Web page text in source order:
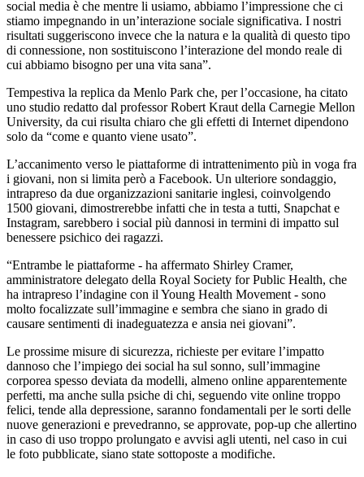
social media è che mentre li usiamo, abbiamo l’impressione che ci
stiamo impegnando in un’interazione sociale significativa. I nostri
risultati suggeriscono invece che la natura e la qualità di questo tipo
di connessione, non sostituiscono l’interazione del mondo reale di
cui abbiamo bisogno per una vita sana”.
Tempestiva la replica da Menlo Park che, per l’occasione, ha citato
uno studio redatto dal professor Robert Kraut della Carnegie Mellon
University, da cui risulta chiaro che gli effetti di Internet dipendono
solo da “come e quanto viene usato”.
L’accanimento verso le piattaforme di intrattenimento più in voga fra
i giovani, non si limita però a Facebook. Un ulteriore sondaggio,
intrapreso da due organizzazioni sanitarie inglesi, coinvolgendo
1500 giovani, dimostrerebbe infatti che in testa a tutti, Snapchat e
Instagram, sarebbero i social più dannosi in termini di impatto sul
benessere psichico dei ragazzi.
“Entrambe le piattaforme - ha affermato Shirley Cramer,
amministratore delegato della Royal Society for Public Health, che
ha intrapreso l’indagine con il Young Health Movement - sono
molto focalizzate sull’immagine e sembra che siano in grado di
causare sentimenti di inadeguatezza e ansia nei giovani”.
Le prossime misure di sicurezza, richieste per evitare l’impatto
dannoso che l’impiego dei social ha sul sonno, sull’immagine
corporea spesso deviata da modelli, almeno online apparentemente
perfetti, ma anche sulla psiche di chi, seguendo vite online troppo
felici, tende alla depressione, saranno fondamentali per le sorti delle
nuove generazioni e prevedranno, se approvate, pop-up che allertino
in caso di uso troppo prolungato e avvisi agli utenti, nel caso in cui
le foto pubblicate, siano state sottoposte a modifiche.